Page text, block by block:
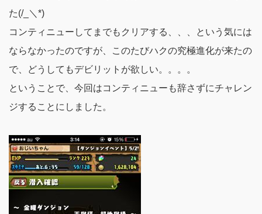
た(/_＼*)
コンティニューしてまでもクリアする、、、という気には
ならなかったのですが、このたびハクの究極進化が来たの
で、どうしてもデビリットが欲しい。。。。
ということで、今回はコンティニューも辞さずにチャレン
ジすることにしました。